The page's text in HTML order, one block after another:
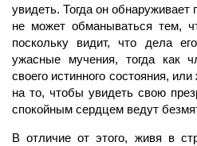
увидеть. Тогда он
не может обманываться тем,
поскольку видит, что дела
ужасные мучения, тогда как
своего истинного состояния,
на то, чтобы увидеть свою
спокойным сердцем ведут
В отличие от этого, живя в